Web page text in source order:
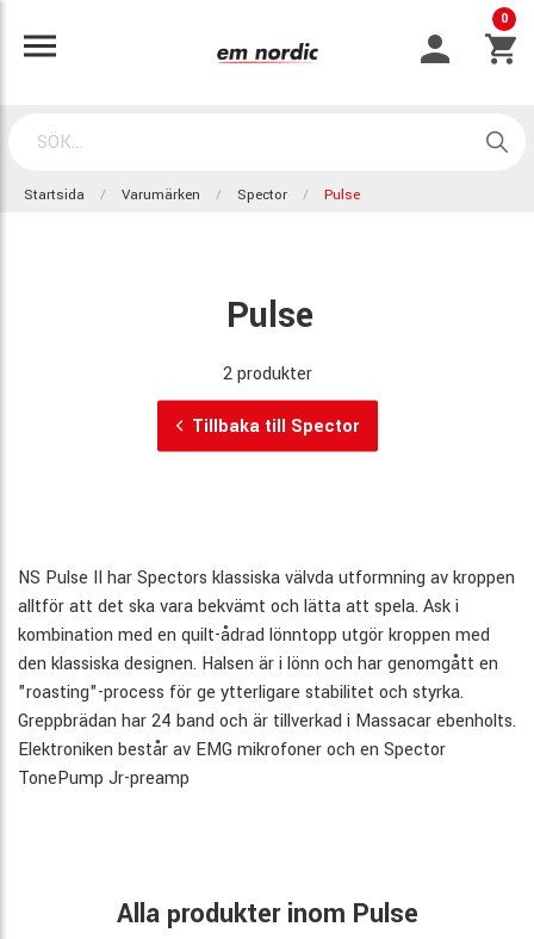
0
Startsida Varumärken Spector Pulse
Pulse
2 produkter
Tillbaka till Spector
NS Pulse II har Spectors klassiska välvda utformning av kroppen
alltför att det ska vara bekvämt och lätta att spela. Ask i
kombination med en quilt-ådrad lönntopp utgör kroppen med
den klassiska designen. Halsen är i lönn och har genomgått en
"roasting"-process för ge ytterligare stabilitet och styrka.
Greppbrädan har 24 band och är tillverkad i Massacar ebenholts.
Elektroniken består av EMG mikrofoner och en Spector
TonePump Jr-preamp
Alla produkter inom Pulse